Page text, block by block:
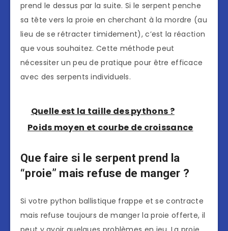
prend le dessus par la suite. Si le serpent penche
sa tête vers la proie en cherchant à la mordre (au
lieu de se rétracter timidement), c’est la réaction
que vous souhaitez. Cette méthode peut
nécessiter un peu de pratique pour être efficace
avec des serpents individuels.
Quelle est la taille des pythons ?
Poids moyen et courbe de croissance
Que faire si le serpent prend la
“proie” mais refuse de manger ?
Si votre python ballistique frappe et se contracte
mais refuse toujours de manger la proie offerte, il